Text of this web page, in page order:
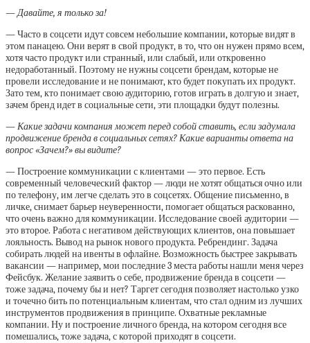
— Давайте, я только за!
— Часто в соцсети идут совсем небольшие компании, которые видят в
этом панацею. Они верят в свой продукт, в то, что он нужен прямо всем,
хотя часто продукт или странный, или слабый, или откровенно
недоработанный. Поэтому не нужны соцсети брендам, которые не
провели исследование и не понимают, кто будет покупать их продукт.
Зато тем, кто понимает свою аудиторию, готов играть в долгую и знает,
зачем бренд идет в социальные сети, эти площадки будут полезны.
— Какие задачи компания может перед собой ставить, если задумала
продвижение бренда в социальных сетях? Какие варианты ответа на
вопрос «Зачем?» вы видите?
— Построение коммуникации с клиентами — это первое. Есть
современный человеческий фактор — люди не хотят общаться очно или
по телефону, им легче сделать это в соцсетях. Общение письменно, в
личке, снимает барьер неуверенности, помогает общаться раскованно,
что очень важно для коммуникации. Исследование своей аудитории —
это второе. Работа с негативом действующих клиентов, она повышает
лояльность. Вывод на рынок нового продукта. Ребрендинг. Задача
собирать людей на ивенты в офлайне. Возможность быстрее закрывать
вакансии — например, мои последние 3 места работы нашли меня через
Фейсбук. Желание заявить о себе, продвижение бренда в соцсети —
тоже задача, почему бы и нет? Таргет сегодня позволяет настолько узко
и точечно бить по потенциальным клиентам, что стал одним из лучших
инструментов продвижения в принципе. Охватные рекламные
компании. Ну и построение личного бренда, на котором сегодня все
помешались, тоже задача, с которой приходят в соцсети.